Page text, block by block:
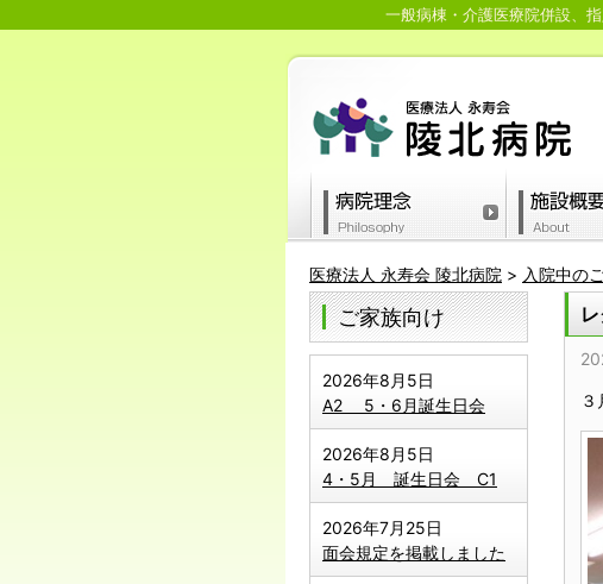
一般病棟・介護医療院併設、
医療法人 永寿会 陵北病院 > 入院中の
ご家族向け
2026年8月5日
A2 5・6月誕生日会
2026年8月5日
4・5月 誕生日会 C1
2026年7月25日
面会規定を掲載しました